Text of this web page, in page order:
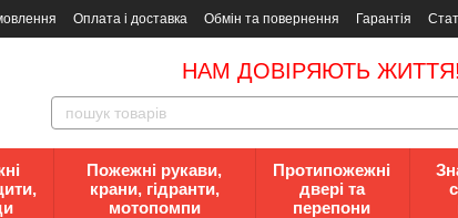
Оплата і доставка Обмін та повернення Гарантія
з пожежної безпеки
НАМ ДОВІРЯЮТЬ ЖИТТЯ!
Пожежні рукави,
крани, гідранти,
мотопомпи
Протипожежні
двері та
перепони